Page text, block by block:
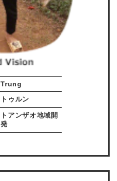
Trung
トゥルン
トアンザオ地域開
発